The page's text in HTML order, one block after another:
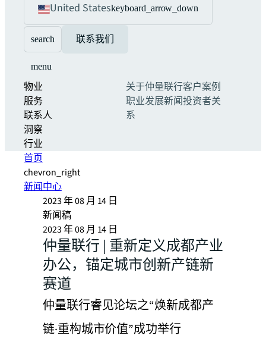
United Stateskeyboard_arrow_down
search 联系我们
menu
物业
服务
联系人
洞察
行业
关于仲量联行客户案例
职业发展新闻投资者关
系
首页
chevron_right
新闻中心
2023 年 08 月 14 日
新闻稿
2023 年 08 月 14 日
仲量联行 | 重新定义成都产业
办公，锚定城市创新产链新
赛道
仲量联行睿见论坛之“焕新成都产
链·重构城市价值”成功举行